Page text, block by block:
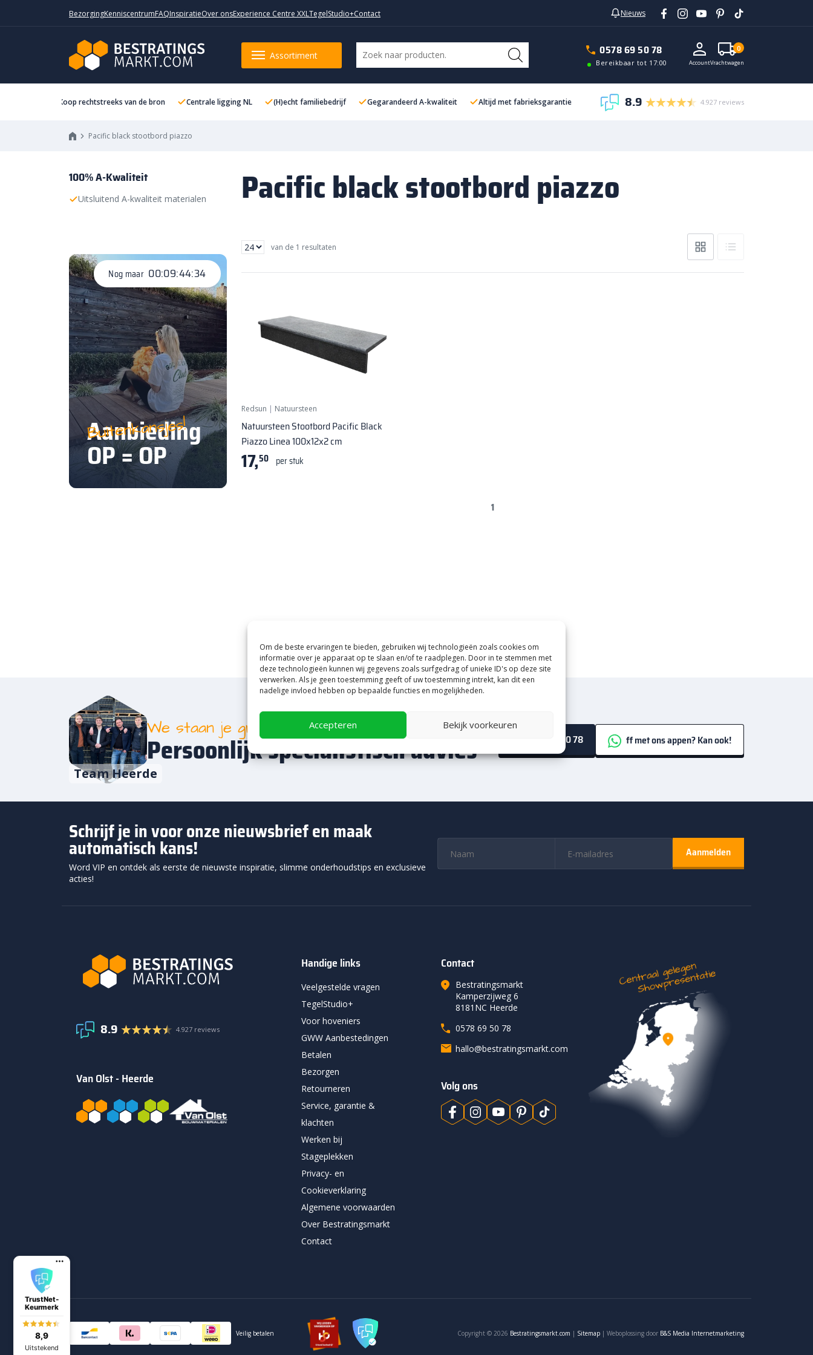
Om de beste ervaringen te bieden, gebruiken wij technologieën zoals cookies om
informatie over je apparaat op te slaan en/of te raadplegen. Door in te stemmen met
deze technologieën kunnen wij gegevens zoals surfgedrag of unieke ID's op deze site
verwerken. Als je geen toestemming geeft of uw toestemming intrekt, kan dit een
nadelige invloed hebben op bepaalde functies en mogelijkheden.
Accepteren Bekijk voorkeuren
BezorgingKenniscentrumFAQInspiratieOver onsExperience Centre XXLTegelStudio+Contact Nieuws
Assortiment 0578 69 50 78
Bereikbaar tot 17:00 AccountVrachtwagen
0
Koop rechtstreeks van de bron Centrale ligging NL (H)echt familiebedrijf Gegarandeerd A-kwaliteit Altijd met fabrieksgarantie 8.9 4.927 reviews
Pacific black stootbord piazzo
100% A-Kwaliteit
Uitsluitend A-kwaliteit materialen
Nog maar 00:09:44:34
Buitenkansjes!
Aanbieding
OP = OP
Pacific black stootbord piazzo
van de 1 resultaten
Redsun | Natuursteen
Natuursteen Stootbord Pacific Black
Piazzo Linea 100x12x2 cm
17,50 per stuk
1
Team Heerde
We staan je graag te woord
Persoonlijk specialistisch advies 0578 69 50 78 ff met ons appen? Kan ook!
Schrijf je in voor onze nieuwsbrief en maak
automatisch kans!
Word VIP en ontdek als eerste de nieuwste inspiratie, slimme onderhoudstips en exclusieve
acties!
8.9 4.927 reviews
Van Olst - Heerde
Handige links
Veelgestelde vragen
TegelStudio+
Voor hoveniers
GWW Aanbestedingen
Betalen
Bezorgen
Retourneren
Service, garantie &
klachten
Werken bij
Stageplekken
Privacy- en
Cookieverklaring
Algemene voorwaarden
Over Bestratingsmarkt
Contact
Contact
Bestratingsmarkt
Kamperzijweg 6
8181NC Heerde
0578 69 50 78
hallo@bestratingsmarkt.com
Volg ons
Veilig betalen Copyright © 2026 Bestratingsmarkt.com | Sitemap | Weboplossing door B&S Media Internetmarketing
TrustNet-
Keurmerk
8,9
Uitstekend